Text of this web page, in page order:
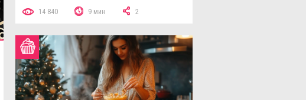
14 840 9 мин 2